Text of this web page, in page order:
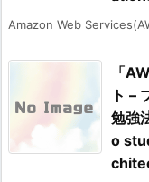
Amazon Web
「
ト –
勉強
o